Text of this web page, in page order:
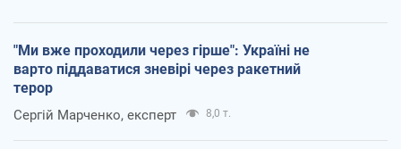
"Ми вже проходили через гірше": Україні не
варто піддаватися зневірі через ракетний
терор
Сергій Марченко, експерт 8,0 т.